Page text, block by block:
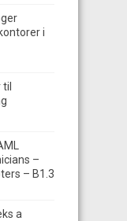
i
–
– B1.3
a